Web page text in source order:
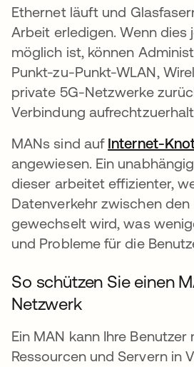
Ethernet läuft und
Arbeit erledigen. Wenn dies
möglich ist, können
Punkt-zu-Punkt-WLAN,
private 5G-Netzwerke
Verbindung
MANs sind auf Internet-
angewiesen. Ein
dieser arbeitet effizienter,
Datenverkehr zwischen
gewechselt wird, was
und Probleme für die
So schützen Sie einen
Netzwerk
Ein MAN kann Ihre Benutzer
Ressourcen und Servern in